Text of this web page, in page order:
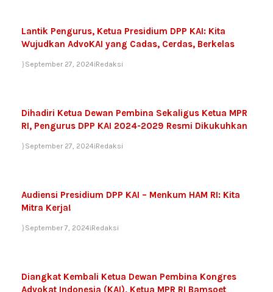
Lantik Pengurus, Ketua Presidium DPP KAI: Kita
Wujudkan AdvoKAI yang Cadas, Cerdas, Berkelas
September 27, 2024 Redaksi
Dihadiri Ketua Dewan Pembina Sekaligus Ketua MPR
RI, Pengurus DPP KAI 2024-2029 Resmi Dikukuhkan
September 27, 2024 Redaksi
Audiensi Presidium DPP KAI – Menkum HAM RI: Kita
Mitra Kerja!
September 7, 2024 Redaksi
Diangkat Kembali Ketua Dewan Pembina Kongres
Advokat Indonesia (KAI), Ketua MPR RI Bamsoet